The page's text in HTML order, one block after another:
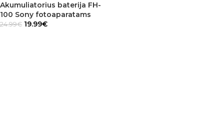
Akumuliatorius baterija FH-
100 Sony fotoaparatams
24.99€ 19.99€